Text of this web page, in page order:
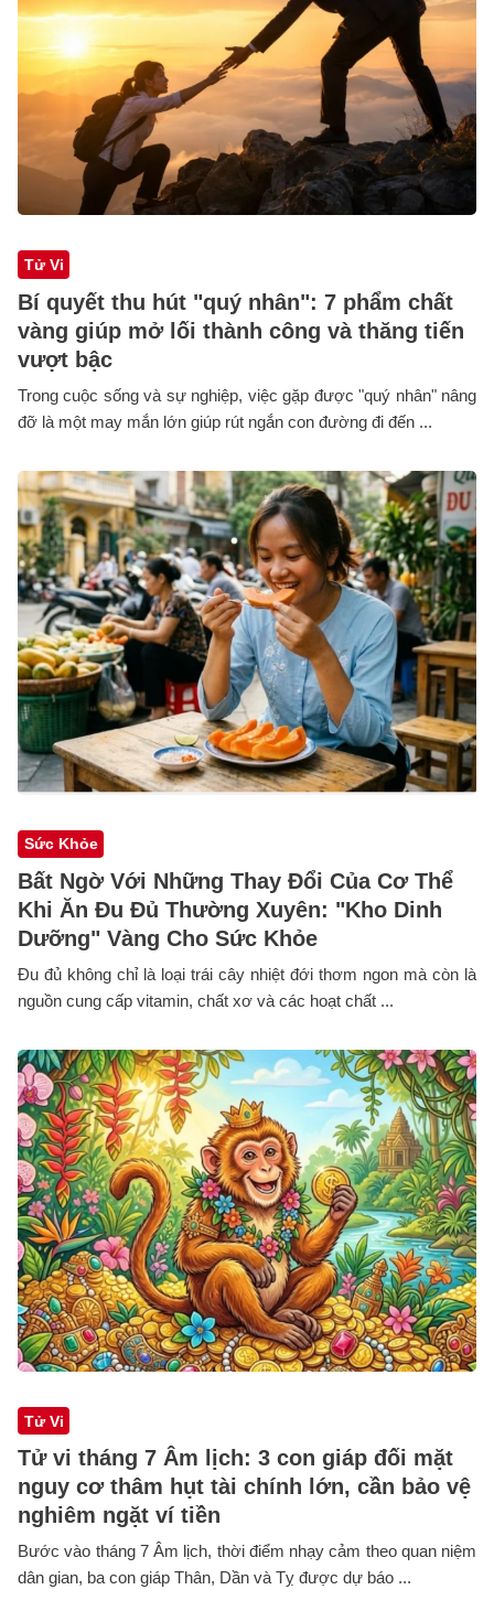
Tử Vi
Bí quyết thu hút "quý nhân": 7 phẩm chất
vàng giúp mở lối thành công và thăng tiến
vượt bậc
Trong cuộc sống và sự nghiệp, việc gặp được "quý nhân" nâng
đỡ là một may mắn lớn giúp rút ngắn con đường đi đến ...
Sức Khỏe
Bất Ngờ Với Những Thay Đổi Của Cơ Thể
Khi Ăn Đu Đủ Thường Xuyên: "Kho Dinh
Dưỡng" Vàng Cho Sức Khỏe
Đu đủ không chỉ là loại trái cây nhiệt đới thơm ngon mà còn là
nguồn cung cấp vitamin, chất xơ và các hoạt chất ...
Tử Vi
Tử vi tháng 7 Âm lịch: 3 con giáp đối mặt
nguy cơ thâm hụt tài chính lớn, cần bảo vệ
nghiêm ngặt ví tiền
Bước vào tháng 7 Âm lịch, thời điểm nhạy cảm theo quan niệm
dân gian, ba con giáp Thân, Dần và Tỵ được dự báo ...